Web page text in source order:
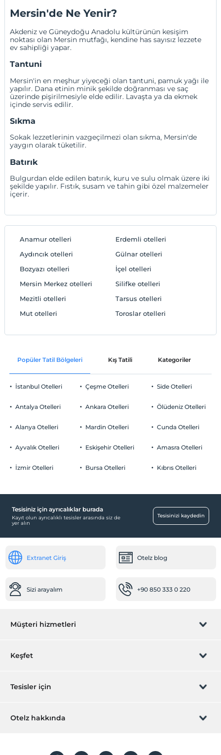
Mersin'de Ne Yenir?
Akdeniz ve Güneydoğu Anadolu kültürünün kesişim
noktası olan Mersin mutfağı, kendine has sayısız lezzete
ev sahipliği yapar.
Tantuni
Mersin'in en meşhur yiyeceği olan tantuni, pamuk yağı ile
yapılır. Dana etinin minik şekilde doğranması ve saç
üzerinde pişirilmesiyle elde edilir. Lavaşta ya da ekmek
içinde servis edilir.
Sıkma
Sokak lezzetlerinin vazgeçilmezi olan sıkma, Mersin'de
yaygın olarak tüketilir.
Batırık
Bulgurdan elde edilen batırık, kuru ve sulu olmak üzere iki
şekilde yapılır. Fıstık, susam ve tahin gibi özel malzemeler
içerir.
Anamur otelleri
Aydıncık otelleri
Bozyazı otelleri
Erdemli otelleri
Gülnar otelleri
İçel otelleri
Mersin Merkez otelleri
Mezitli otelleri
Mut otelleri
Silifke otelleri
Tarsus otelleri
Toroslar otelleri
Popüler Tatil Bölgeleri Kış Tatili Kategoriler
İstanbul Otelleri
Antalya Otelleri
Alanya Otelleri
Ayvalık Otelleri
İzmir Otelleri
Çeşme Otelleri
Ankara Otelleri
Mardin Otelleri
Eskişehir Otelleri
Bursa Otelleri
Side Otelleri
Ölüdeniz Otelleri
Cunda Otelleri
Amasra Otelleri
Kıbrıs Otelleri
Tesisiniz için ayrıcalıklar burada
Kayıt olun ayrıcalıklı tesisler arasında siz de
yer alın
Tesisinizi kaydedin
Extranet Giriş Otelz blog
Sizi arayalım +90 850 333 0 220
Müşteri hizmetleri
Rezervasyon yönet
Keşfet
Hediye Kart
Tesisler için
Hemen tesisinizi ekleyin
Otelz hakkında